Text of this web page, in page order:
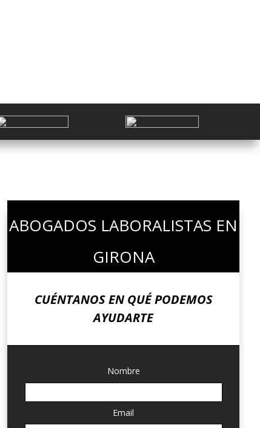
ABOGADOS LABORALISTAS EN
GIRONA
CUÉNTANOS EN QUÉ PODEMOS
AYUDARTE
Nombre
Email